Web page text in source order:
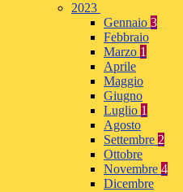
2023
Gennaio 3
Febbraio
Marzo 1
Aprile
Maggio
Giugno
Luglio 1
Agosto
Settembre 2
Ottobre
Novembre 4
Dicembre